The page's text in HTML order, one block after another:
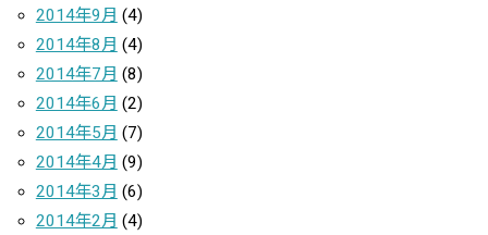
2014年9月 (4)
2014年8月 (4)
2014年7月 (8)
2014年6月 (2)
2014年5月 (7)
2014年4月 (9)
2014年3月 (6)
2014年2月 (4)